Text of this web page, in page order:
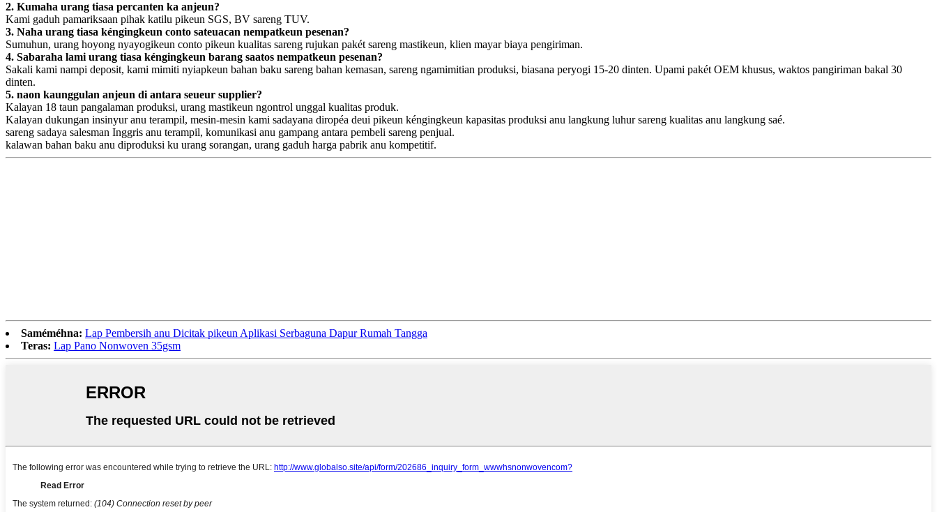
2. Kumaha urang tiasa percanten ka anjeun?
Kami gaduh pamariksaan pihak katilu pikeun SGS, BV sareng TUV.
3. Naha urang tiasa kéngingkeun conto sateuacan nempatkeun pesenan?
Sumuhun, urang hoyong nyayogikeun conto pikeun kualitas sareng rujukan pakét sareng mastikeun, klien mayar biaya pengiriman.
4. Sabaraha lami urang tiasa kéngingkeun barang saatos nempatkeun pesenan?
Sakali kami nampi deposit, kami mimiti nyiapkeun bahan baku sareng bahan kemasan, sareng ngamimitian produksi, biasana peryogi 15-20 dinten. Upami pakét OEM khusus, waktos pangiriman bakal 30
dinten.
5. naon kaunggulan anjeun di antara seueur supplier?
Kalayan 18 taun pangalaman produksi, urang mastikeun ngontrol unggal kualitas produk.
Kalayan dukungan insinyur anu terampil, mesin-mesin kami sadayana diropéa deui pikeun kéngingkeun kapasitas produksi anu langkung luhur sareng kualitas anu langkung saé.
sareng sadaya salesman Inggris anu terampil, komunikasi anu gampang antara pembeli sareng penjual.
kalawan bahan baku anu diproduksi ku urang sorangan, urang gaduh harga pabrik anu kompetitif.
Saméméhna: Lap Pembersih anu Dicitak pikeun Aplikasi Serbaguna Dapur Rumah Tangga
Teras: Lap Pano Nonwoven 35gsm